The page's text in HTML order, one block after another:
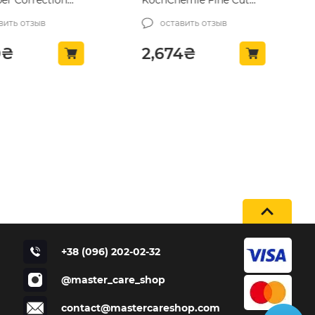
2,878₴.
473 мл.
отзыв
₴
F6.01, 1л (405001)
оставить отзыв
2,674₴
+38 (096) 202-02-32
@master_care_shop
contact@mastercareshop.com